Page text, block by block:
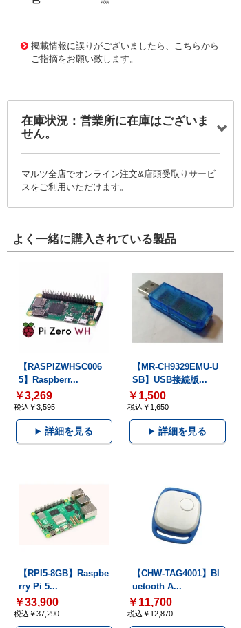
掲載情報に誤りがございましたら、こちらから
ご指摘をお願い致します。
在庫状況：営業所に在庫はございま
せん。
マルツ全店でオンライン注文&店頭受取りサービ
スをご利用いただけます。
よく一緒に購入されている製品
【RASPIZWHSC006
5】Raspberr...
￥3,269
税込￥3,595
詳細を見る
【MR-CH9329EMU-U
SB】USB接続版...
￥1,500
税込￥1,650
詳細を見る
【RPI5-8GB】Raspbe
rry Pi 5...
￥33,900
税込￥37,290
【CHW-TAG4001】Bl
uetooth A...
￥11,700
税込￥12,870